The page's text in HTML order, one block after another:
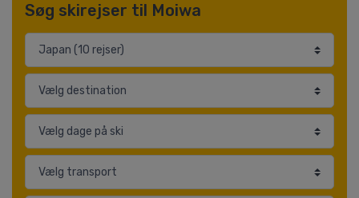
Søg skirejser til Moiwa